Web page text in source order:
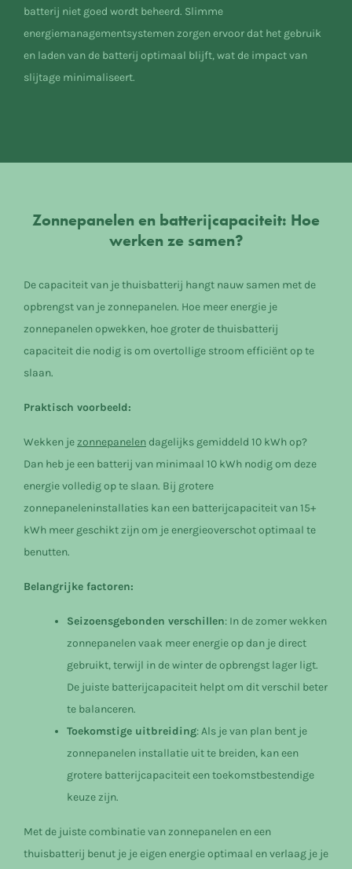
batterij niet goed wordt beheerd. Slimme
energiemanagementsystemen zorgen ervoor dat het gebruik
en laden van de batterij optimaal blijft, wat de impact van
slijtage minimaliseert.
Zonnepanelen en batterijcapaciteit: Hoe
werken ze samen?
De capaciteit van je thuisbatterij hangt nauw samen met de
opbrengst van je zonnepanelen. Hoe meer energie je
zonnepanelen opwekken, hoe groter de thuisbatterij
capaciteit die nodig is om overtollige stroom efficiënt op te
slaan.
Praktisch voorbeeld:
Wekken jezonnepanelen dagelijks gemiddeld 10 kWh op?
Dan heb je een batterij van minimaal 10 kWh nodig om deze
energie volledig op te slaan. Bij grotere
zonnepaneleninstallaties kan een batterijcapaciteit van 15+
kWh meer geschikt zijn om je energieoverschot optimaal te
benutten.
Belangrijke factoren:
Seizoensgebonden verschillen: In de zomer wekken
zonnepanelen vaak meer energie op dan je direct
gebruikt, terwijl in de winter de opbrengst lager ligt.
De juiste batterijcapaciteit helpt om dit verschil beter
te balanceren.
Toekomstige uitbreiding: Als je van plan bent je
zonnepanelen installatie uit te breiden, kan een
grotere batterijcapaciteit een toekomstbestendige
keuze zijn.
Met de juiste combinatie van zonnepanelen en een
thuisbatterij benut je je eigen energie optimaal en verlaag je je